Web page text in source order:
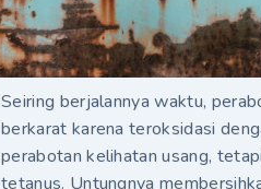
Seiring berjalannya waktu,
berkarat karena teroksidasi
perabotan kelihatan usang,
tetanus. Untungnya